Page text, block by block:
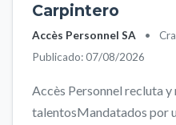
Carpintero
Accès Personnel SA •
Publicado: 07/08/2026
Accès Personnel recluta
talentosMandatados por